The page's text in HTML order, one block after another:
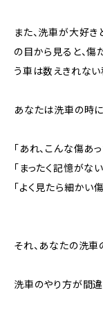
また、洗⾞が⼤好き
の目から⾒ると、
う⾞は数えきれない
あなたは洗車の時に
「あれ、こんな傷あっ
「まったく記憶がな
「よく見たら細かい傷
それ、あなたの洗車
洗車のやり方が間違